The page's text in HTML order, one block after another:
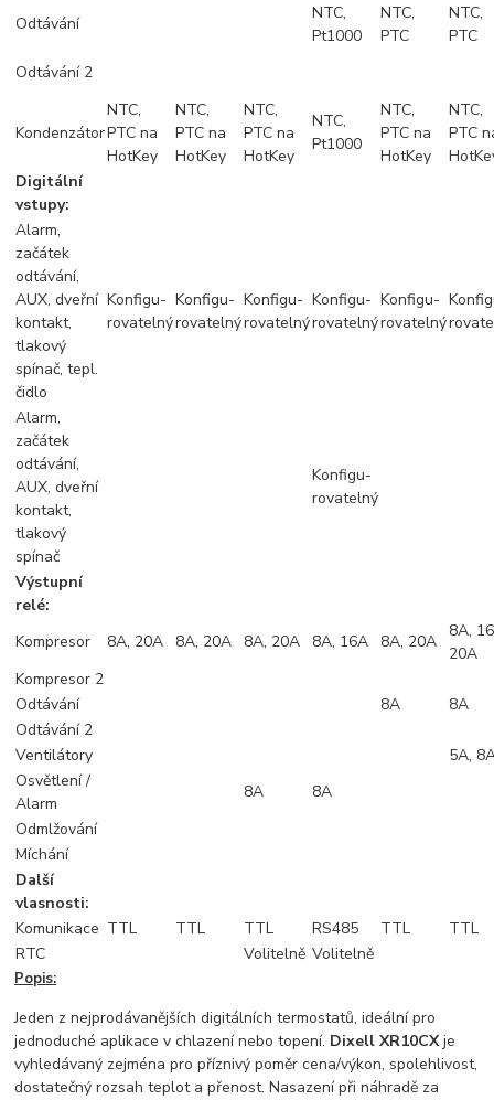
Odtávání
NTC,
Pt1000
NTC,
PTC
NTC,
PTC
Odtávání 2
Kondenzátor
NTC,
PTC na
HotKey
NTC,
PTC na
HotKey
NTC,
PTC na
HotKey
NTC,
Pt1000
NTC,
PTC na
HotKey
NTC,
PTC
Digitální
vstupy:
Alarm,
začátek
odtávání,
AUX, dveřní
kontakt,
tlakový
spínač, tepl.
čidlo
Konfigu-
rovatelný
Konfigu-
rovatelný
Konfigu-
rovatelný
Konfigu-
rovatelný
Konfigu-
rovatelný
Alarm,
začátek
odtávání,
AUX, dveřní
kontakt,
tlakový
spínač
Konfigu-
rovatelný
Výstupní
relé:
Kompresor
8A, 20A 8A, 20A 8A, 20A 8A, 16A 8A, 20A
8A,
20A
Kompresor 2
Odtávání
8A
8A
Odtávání 2
Ventilátory
5A,
Osvětlení /
Alarm
8A
8A
Odmlžování
Míchání
Další
vlasnosti:
Komunikace TTL TTL TTL RS485 TTL
TTL
RTC
Volitelně Volitelně
Popis:
Jeden z nejprodávanějších digitálních termostatů, ideální pro
jednoduché aplikace v chlazení nebo topení. Dixell XR10CXje
vyhledávaný zejména pro příznivý poměr cena/výkon, spolehlivost,
dostatečný rozsah teplot a přenost. Nasazení při náhradě za